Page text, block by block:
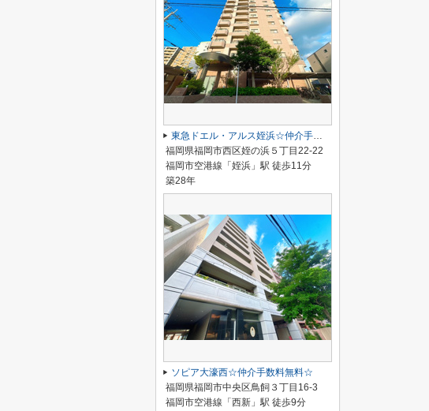
東急ドエル・アルス姪浜☆仲介手数料無料☆
福岡県福岡市西区姪の浜５丁目22-22
福岡市空港線「姪浜」駅 徒歩11分
築28年
ソピア大濠西☆仲介手数料無料☆
福岡県福岡市中央区鳥飼３丁目16-3
福岡市空港線「西新」駅 徒歩9分